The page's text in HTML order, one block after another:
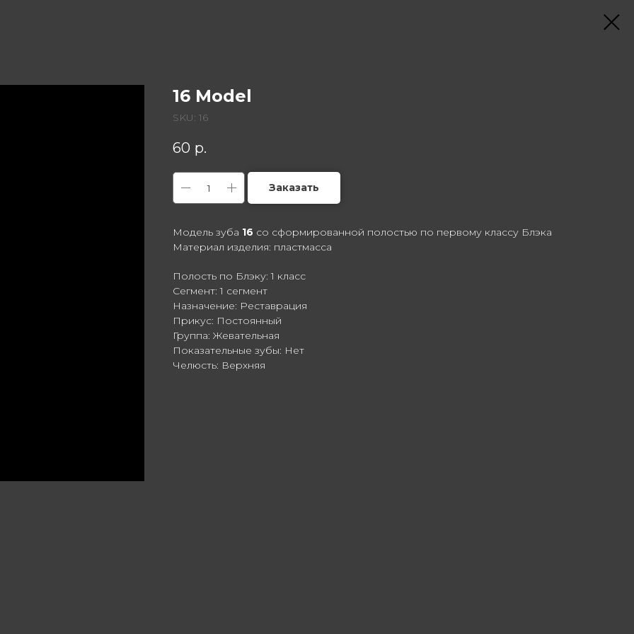
16 Model
SKU: 16
60 р.
Заказать
Модель зуба 16 со сформированной полостью по первому классу Блэка
Материал изделия: пластмасса
Полость по Блэку: 1 класс
Сегмент: 1 сегмент
Назначение: Реставрация
Прикус: Постоянный
Группа: Жевательная
Показательные зубы: Нет
Челюсть: Верхняя